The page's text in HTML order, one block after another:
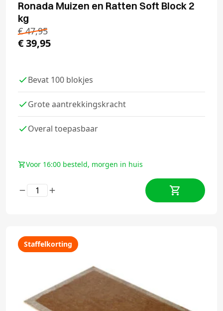
Ronada Muizen en Ratten Soft Block 2
kg
€47,95
€39,95
Bevat 100 blokjes
Grote aantrekkingskracht
Overal toepasbaar
Voor 16:00 besteld, morgen in huis
Staffelkorting